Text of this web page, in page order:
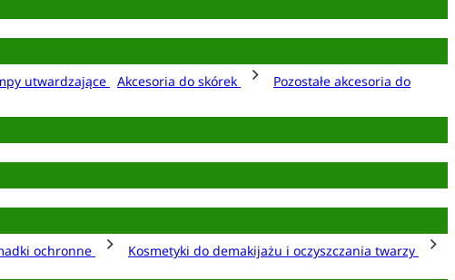
utwardzające Akcesoria do skórek
Pozostałe akcesoria do
ochronne
Kosmetyki do demakijażu i oczyszczania twarzy